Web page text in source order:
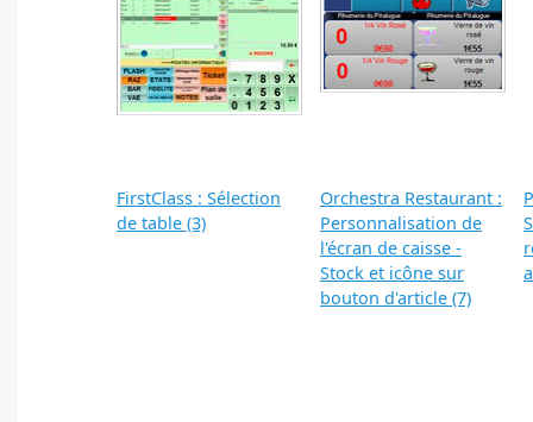
FirstClass : Sélection
de table (3)
Orchestra Restaurant :
Personnalisation de
l'écran de caisse -
Stock et icône sur
bouton d'article (7)